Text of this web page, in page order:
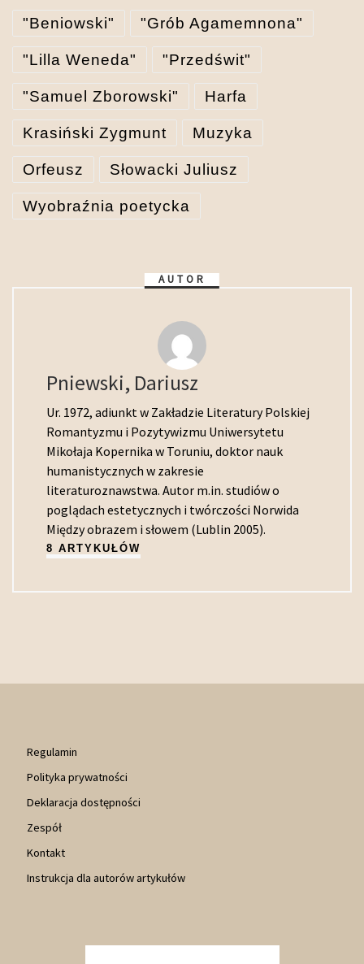
"Beniowski" "Grób Agamemnona"
"Lilla Weneda" "Przedświt"
"Samuel Zborowski" Harfa
Krasiński Zygmunt Muzyka
Orfeusz Słowacki Juliusz
Wyobraźnia poetycka
AUTOR
Pniewski, Dariusz
Ur. 1972, adiunkt w Zakładzie Literatury Polskiej
Romantyzmu i Pozytywizmu Uniwersytetu
Mikołaja Kopernika w Toruniu, doktor nauk
humanistycznych w zakresie
literaturoznawstwa. Autor m.in. studiów o
poglądach estetycznych i twórczości Norwida
Między obrazem i słowem (Lublin 2005).
8 ARTYKUŁÓW
Regulamin
Polityka prywatności
Deklaracja dostępności
Zespół
Kontakt
Instrukcja dla autorów artykułów